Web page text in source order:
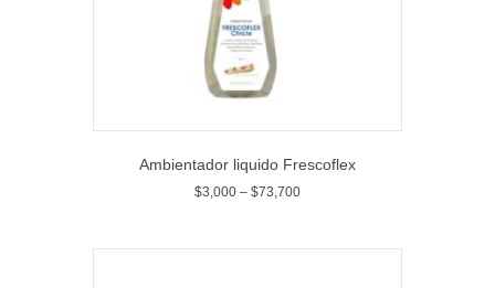
Ambientador liquido Frescoflex
$3,000 – $73,700